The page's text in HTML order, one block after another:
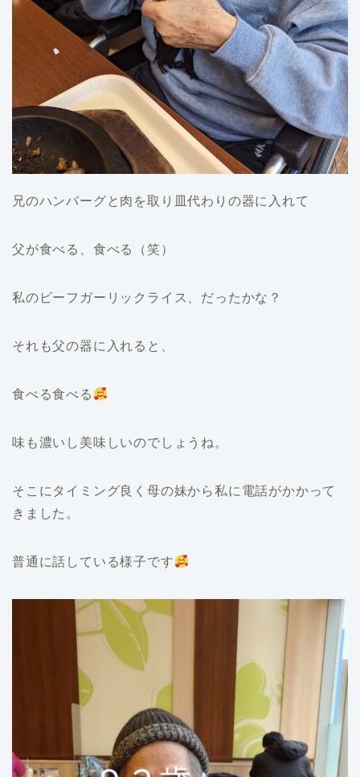
兄のハンバーグと肉を取り皿代わりの器に入れて
父が食べる、食べる（笑）
私のビーフガーリックライス、だったかな？
それも父の器に入れると、
食べる食べる
味も濃いし美味しいのでしょうね。
そこにタイミング良く母の妹から私に電話がかかって
きました。
普通に話している様子です